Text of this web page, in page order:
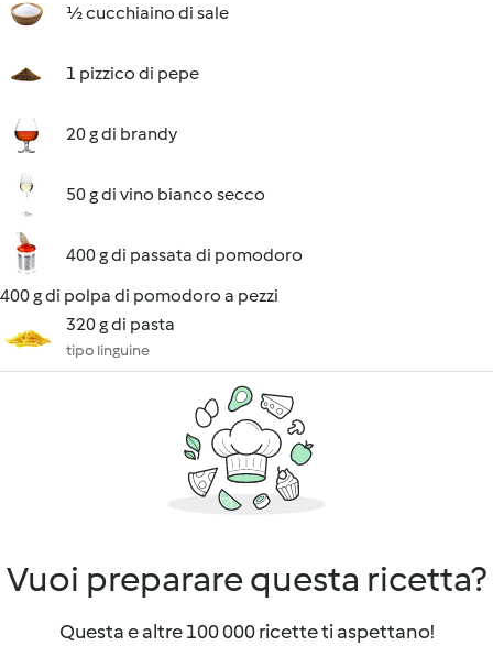
½ cucchiaino di sale
1 pizzico di pepe
20 g di brandy
50 g di vino bianco secco
400 g di passata di pomodoro
400 g di polpa di pomodoro a pezzi
320 g di pasta
tipo linguine
Vuoi preparare questa ricetta?
Questa e altre 100 000 ricette ti aspettano!